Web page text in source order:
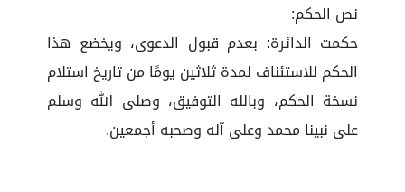
نص الحكم:
حكمت الدائرة: بعدم قبول الدعوى، ويخضع هذا
الحكم للاستئناف لمدة ثلاثين يومًا من تاريخ استلام
نسخة الحكم، وبالله التوفيق، وصلى الله وسلم
على نبينا محمد وعلى آله وصحبه أجمعين.